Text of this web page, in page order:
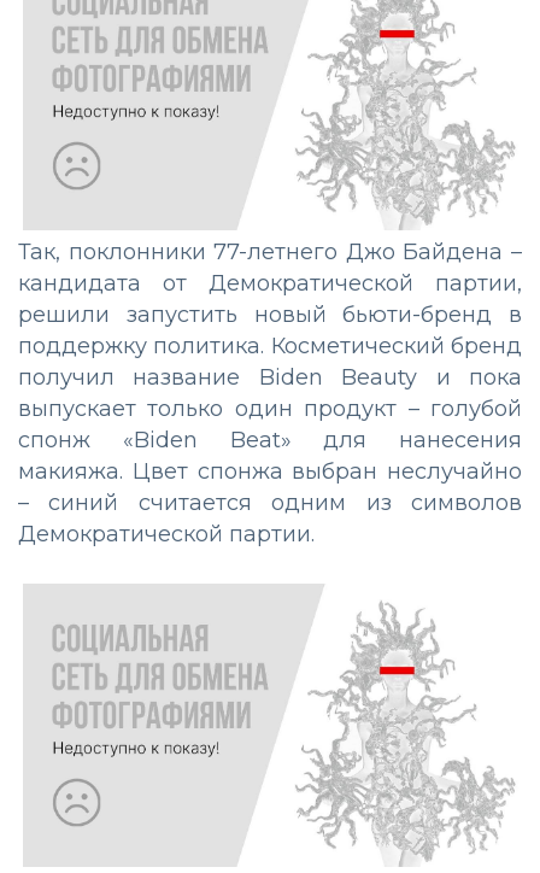
Так, поклонники 77-летнего Джо Байдена –
кандидата от Демократической партии,
решили запустить новый бьюти-бренд в
поддержку политика. Косметический бренд
получил название Biden Beauty и пока
выпускает только один продукт – голубой
спонж «Biden Beat» для нанесения
макияжа. Цвет спонжа выбран неслучайно
– синий считается одним из символов
Демократической партии.